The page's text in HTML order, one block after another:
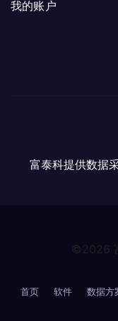
我的账户
富泰科提供数据
©2026
首页 软件 数据方